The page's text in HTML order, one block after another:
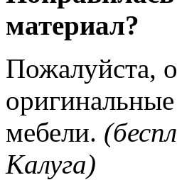
материал?
Пожалуйста,
мебели.
Калуга)